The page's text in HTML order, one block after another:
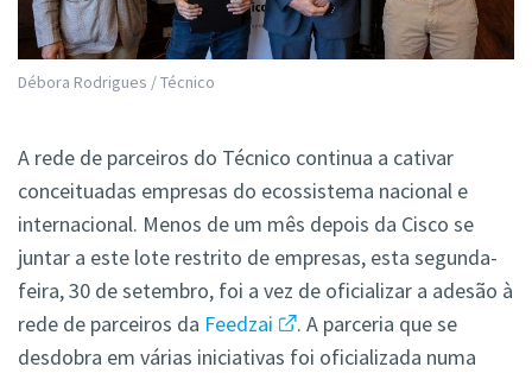
Débora Rodrigues / Técnico
A rede de parceiros do Técnico continua a cativar
conceituadas empresas do ecossistema nacional e
internacional. Menos de um mês depois da Cisco se
juntar a este lote restrito de empresas, esta segunda-
feira, 30 de setembro, foi a vez de oficializar a adesão à
rede de parceiros da Feedzai
. A parceria que se
desdobra em várias iniciativas foi oficializada numa